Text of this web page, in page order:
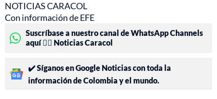
NOTICIAS CARACOL
Con información de EFE
Suscríbase a nuestro canal de WhatsApp Channels
aquí 👉🏻 Noticias Caracol
✔️ Síganos en Google Noticias con toda la
información de Colombia y el mundo.